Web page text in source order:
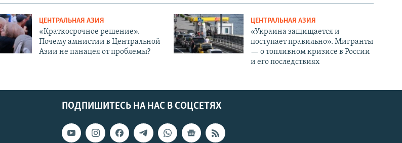
ЦЕНТРАЛЬНАЯ АЗИЯ
«Краткосрочное решение».
Почему амнистии в Центральной
Азии не панацея от проблемы?
ЦЕНТРАЛЬНАЯ АЗИЯ
«Украина защищается и
поступает правильно». Мигранты
— о топливном кризисе в России
и его последствиях
ПОДПИШИТЕСЬ НА НАС В СОЦСЕТЯХ